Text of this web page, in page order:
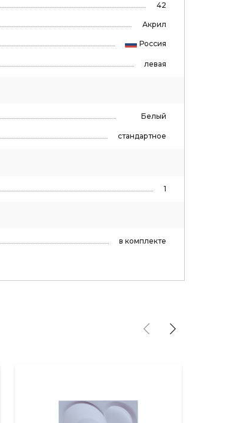
42
Акрил
Россия
левая
Белый
стандартное
1
в комплекте